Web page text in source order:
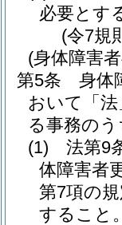
必要とす
(令7規
(身体障害
第5条
身体
おいて「
る事務の
(1)
法第9
体障害者
第7項の
すること